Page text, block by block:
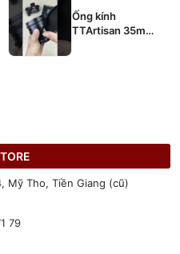
Ống kính
TTArtisan 35mm
Mỹ Tho, Tiền Giang (cũ)
79